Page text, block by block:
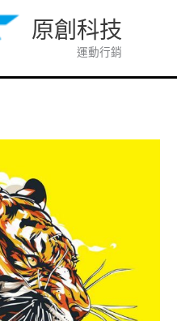
原創科技
運動行銷